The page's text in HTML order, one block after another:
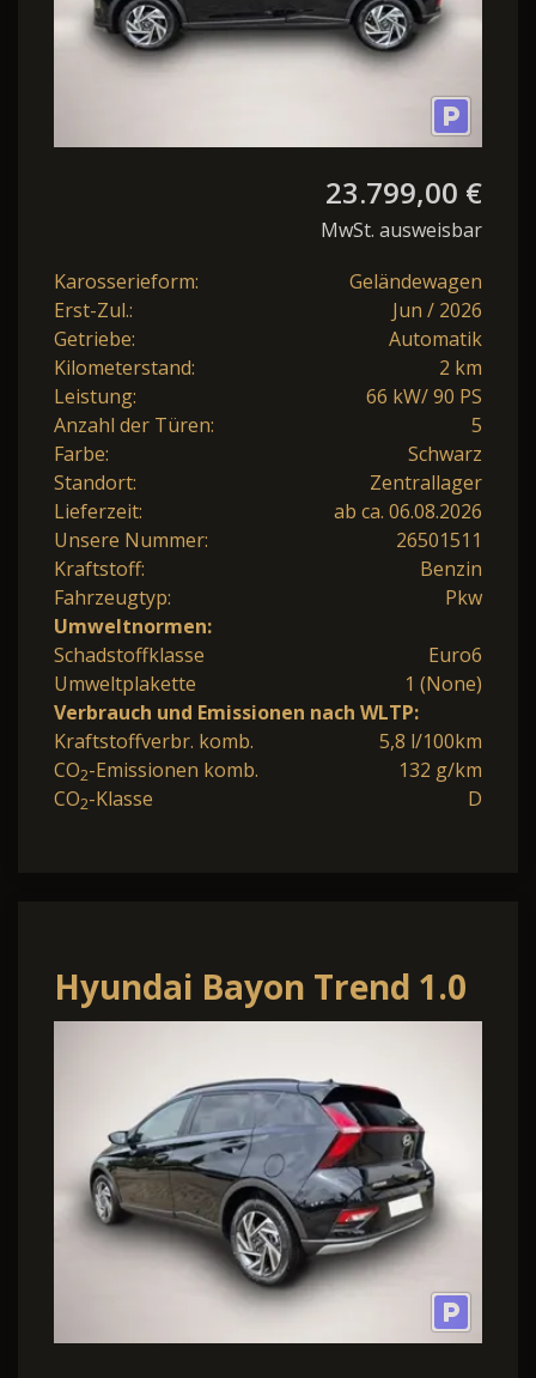
23.799,00 €
MwSt. ausweisbar
Karosserieform:
Geländewagen
Erst-Zul.:
Jun / 2026
Getriebe:
Automatik
Kilometerstand:
2 km
Leistung:
66 kW/ 90 PS
Anzahl der Türen:
5
Farbe:
Schwarz
Standort:
Zentrallager
Lieferzeit:
ab ca. 06.08.2026
Unsere Nummer:
26501511
Kraftstoff:
Benzin
Fahrzeugtyp:
Pkw
Umweltnormen:
Schadstoffklasse
Euro6
Umweltplakette
1 (None)
Verbrauch und Emissionen nach WLTP:
Kraftstoffverbr. komb.
5,8 l/100km
CO2-Emissionen komb.
132 g/km
CO2-Klasse D
Hyundai Bayon Trend 1.0
T-GDI 90PS Automatik
Klimaauto.